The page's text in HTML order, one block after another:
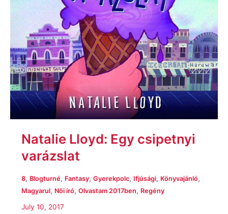
Natalie Lloyd: Egy csipetnyi
varázslat
8, Blogturné, Fantasy, Gyerekpolc, Ifjúsági, Könyvajánló,
Magyarul, Női író, Olvastam 2017ben, Regény
July 10, 2017